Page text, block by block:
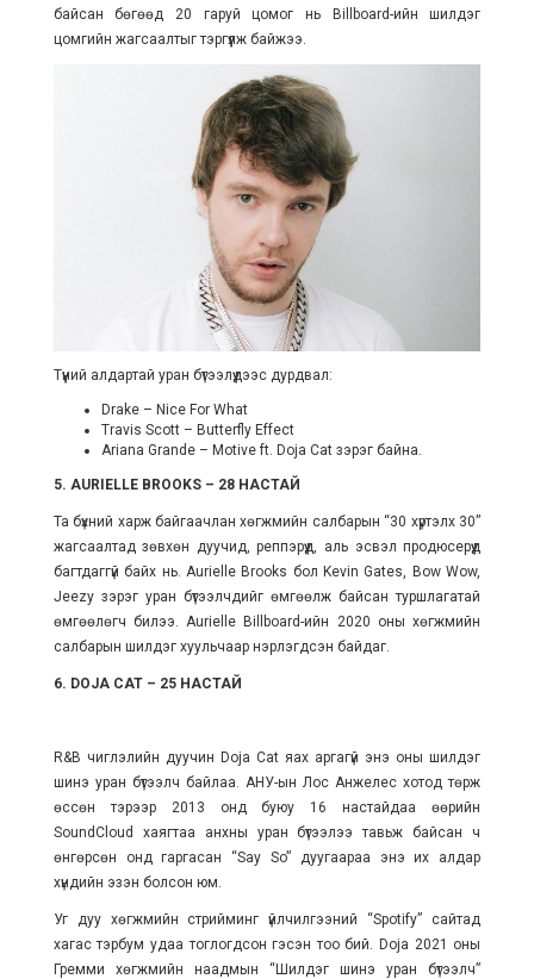
байсан бөгөөд 20 гаруй цомог нь Billboard-ийн шилдэг
цомгийн жагсаалтыг тэргүүлж байжээ.
Түүний алдартай уран бүтээлүүдээс дурдвал:
Drake – Nice For What
Travis Scott – Butterfly Effect
Ariana Grande – Motive ft. Doja Cat зэрэг байна.
5. AURIELLE BROOKS – 28 НАСТАЙ
Та бүхний харж байгаачлан хөгжмийн салбарын “30 хүртэлх 30”
жагсаалтад зөвхөн дуучид, реппэрүүд, аль эсвэл продюсерүүд
багтдаггүй байх нь. Aurielle Brooks бол Kevin Gates, Bow Wow,
Jeezy зэрэг уран бүтээлчдийг өмгөөлж байсан туршлагатай
өмгөөлөгч билээ. Aurielle Billboard-ийн 2020 оны хөгжмийн
салбарын шилдэг хуульчаар нэрлэгдсэн байдаг.
6. DOJA CAT – 25 НАСТАЙ
R&B чиглэлийн дуучин Doja Cat яах аргагүй энэ оны шилдэг
шинэ уран бүтээлч байлаа. АНУ-ын Лос Анжелес хотод төрж
өссөн тэрээр 2013 онд буюу 16 настайдаа өөрийн
SoundCloud хаягтаа анхны уран бүтээлээ тавьж байсан ч
өнгөрсөн онд гаргасан “Say So” дуугаараа энэ их алдар
хүндийн эзэн болсон юм.
Уг дуу хөгжмийн стрийминг үйлчилгээний“Spotify” сайтад
хагас тэрбум удаа тоглогдсон гэсэн тоо бий. Doja 2021 оны
Гремми хөгжмийн наадмын “Шилдэг шинэ уран бүтээлч”